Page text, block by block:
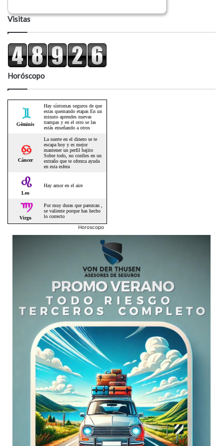
Visitas
Horóscopo
Horoscopo